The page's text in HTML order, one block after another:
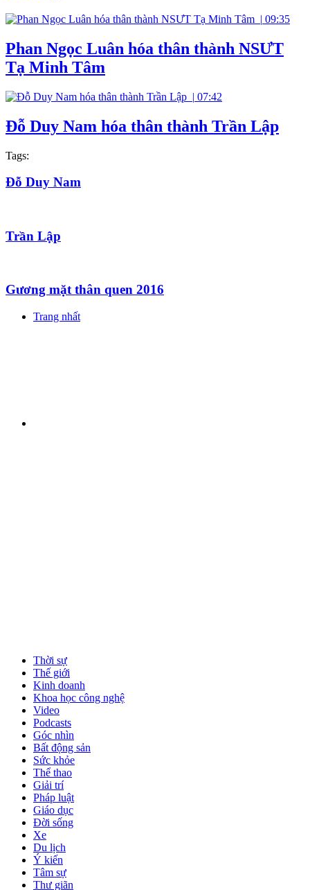
| 09:35
Phan Ngọc Luân hóa thân thành NSƯT
Tạ Minh Tâm
| 07:42
Đỗ Duy Nam hóa thân thành Trần Lập
Tags:
Đỗ Duy Nam
Trần Lập
Gương mặt thân quen 2016
Trang nhất
Thời sự
Thế giới
Kinh doanh
Khoa học công nghệ
Video
Podcasts
Góc nhìn
Bất động sản
Sức khỏe
Thể thao
Giải trí
Pháp luật
Giáo dục
Đời sống
Xe
Du lịch
Ý kiến
Tâm sự
Thư giãn